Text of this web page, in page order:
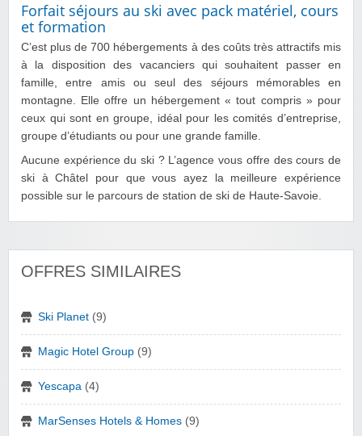
Forfait séjours au ski avec pack matériel, cours
et formation
C’est plus de 700 hébergements à des coûts très attractifs mis
à la disposition des vacanciers qui souhaitent passer en
famille, entre amis ou seul des séjours mémorables en
montagne. Elle offre un hébergement « tout compris » pour
ceux qui sont en groupe, idéal pour les comités d’entreprise,
groupe d’étudiants ou pour une grande famille.
Aucune expérience du ski ? L’agence vous offre des cours de
ski à Châtel pour que vous ayez la meilleure expérience
possible sur le parcours de station de ski de Haute-Savoie.
OFFRES SIMILAIRES
Ski Planet (9)
Magic Hotel Group (9)
Yescapa (4)
MarSenses Hotels & Homes (9)